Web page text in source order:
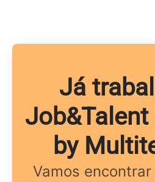
Já
Job&Talent
by
Vamos